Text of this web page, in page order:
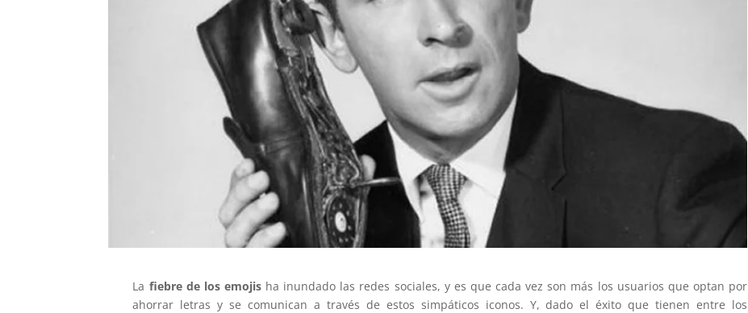
La fiebre de los emojisha inundado las redes sociales, y es que cada vez son más los usuarios que optan por
ahorrar letras y se comunican a través de estos simpáticos iconos. Y, dado el éxito que tienen entre los